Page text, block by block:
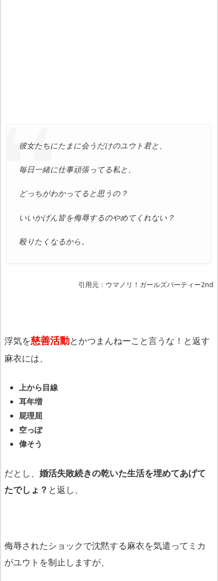
彼女たちにたまに会うだけのユウト君と、
毎日一緒に仕事頑張ってる私と、
どっちがわかってると思うの？
いいかげん皆を侮辱するのやめてくれない？
殴りたくなるから。
引用元：ウマノリ！ガールズパーティー2nd
浮気を慈善活動とかつまんねーこと言うな！と返す
麻衣には、
上から目線
耳年増
屁理屈
空っぽ
偉そう
だとし、 婚活失敗続きの乾いた生活を埋めてあげて
たでしょ？ と返し、
侮辱されたショックで沈黙する麻衣を気遣ってミカ
がユウトを制止しますが、